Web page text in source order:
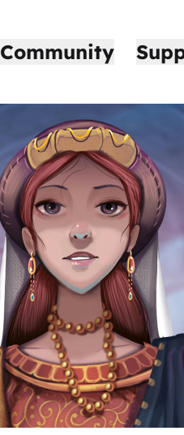
Community